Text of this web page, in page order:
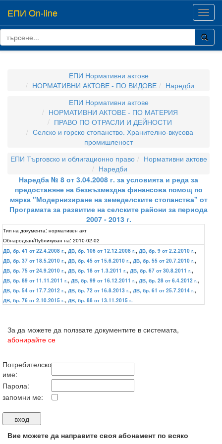
ЕПИ On-line
ЕПИ Нормативни актове
НОРМАТИВНИ АКТОВЕ - ПО ВИДОВЕ
Наредби
ЕПИ Нормативни актове
НОРМАТИВНИ АКТОВЕ - ПО МАТЕРИЯ
ПРАВО ПО ОТРАСЛИ И ДЕЙНОСТИ
Селско и горско стопанство. Хранително-вкусова
промишленост
ЕПИ Търговско и облигационно право
Нормативни актове
Наредби
Наредба № 8 от 3.04.2008 г. за условията и реда за
предоставяне на безвъзмездна финансова помощ по
мярка "Модернизиране на земеделските стопанства" от
Програмата за развитие на селските райони за периода
2007 - 2013 г.
Тип на документа: нормативен акт
Обнародван/Публикуван на: 2010-02-02
ДВ, бр. 41 от 22.4.2008 г., ДВ, бр. 106 от 12.12.2008 г., ДВ, бр. 9 от 2.2.2010 г.,
ДВ, бр. 37 от 18.5.2010 г., ДВ, бр. 45 от 15.6.2010 г., ДВ, бр. 55 от 20.7.2010 г.,
ДВ, бр. 75 от 24.9.2010 г., ДВ, бр. 18 от 1.3.2011 г., ДВ, бр. 67 от 30.8.2011 г.,
ДВ, бр. 89 от 11.11.2011 г., ДВ, бр. 99 от 16.12.2011 г., ДВ, бр. 28 от 6.4.2012 г.,
ДВ, бр. 54 от 17.7.2012 г., ДВ, бр. 72 от 16.8.2013 г., ДВ, бр. 61 от 25.7.2014 г.,
ДВ, бр. 76 от 2.10.2015 г., ДВ, бр. 88 от 13.11.2015 г.
За да можете да ползвате документите в системата,
абонирайте се
Потребителско
име:
Парола:
запомни ме:
Вие можете да направите своя абонамент по всяко